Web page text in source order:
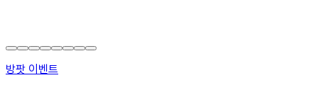
방팟 이벤트